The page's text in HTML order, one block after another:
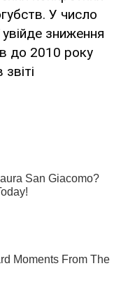
У число
увійде зниження
до 2010 року